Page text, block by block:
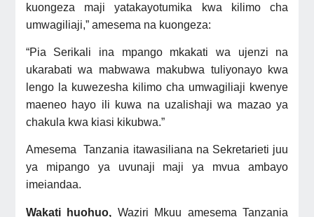
kuongeza maji yatakayotumika kwa kilimo cha
umwagiliaji,” amesema na kuongeza:
“Pia Serikali ina mpango mkakati wa ujenzi na
ukarabati wa mabwawa makubwa tuliyonayo kwa
lengo la kuwezesha kilimo cha umwagiliaji kwenye
maeneo hayo ili kuwa na uzalishaji wa mazao ya
chakula kwa kiasi kikubwa.”
Amesema Tanzania itawasiliana na Sekretarieti juu
ya mipango ya uvunaji maji ya mvua ambayo
imeiandaa.
Wakati huohuo, Waziri Mkuu amesema Tanzania